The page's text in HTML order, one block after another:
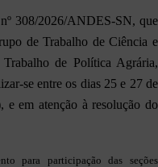
308/2026/ANDES-SN, que
de Trabalho de Ciência e
de Política Agrária,
se entre os dias 25 e 27 de
e em atenção à resolução do
para participação das seções